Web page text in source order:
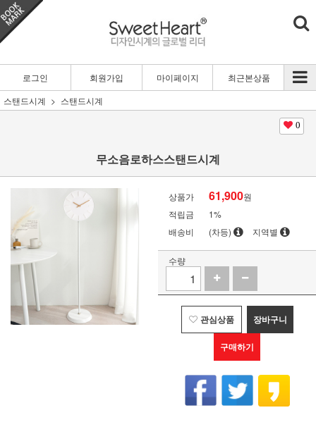
로그인 회원가입 마이페이지
최근본상품
스탠드시계
스탠드시계
0
무소음로하스스탠드시계
상품가 61,900원
적립금
1%
배송비
(차등) 지역별
수량
관심상품 장바구니
구매하기